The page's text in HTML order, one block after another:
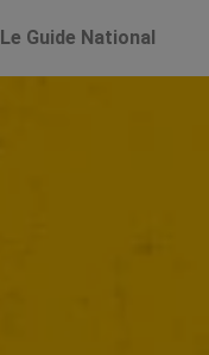
Le Guide National